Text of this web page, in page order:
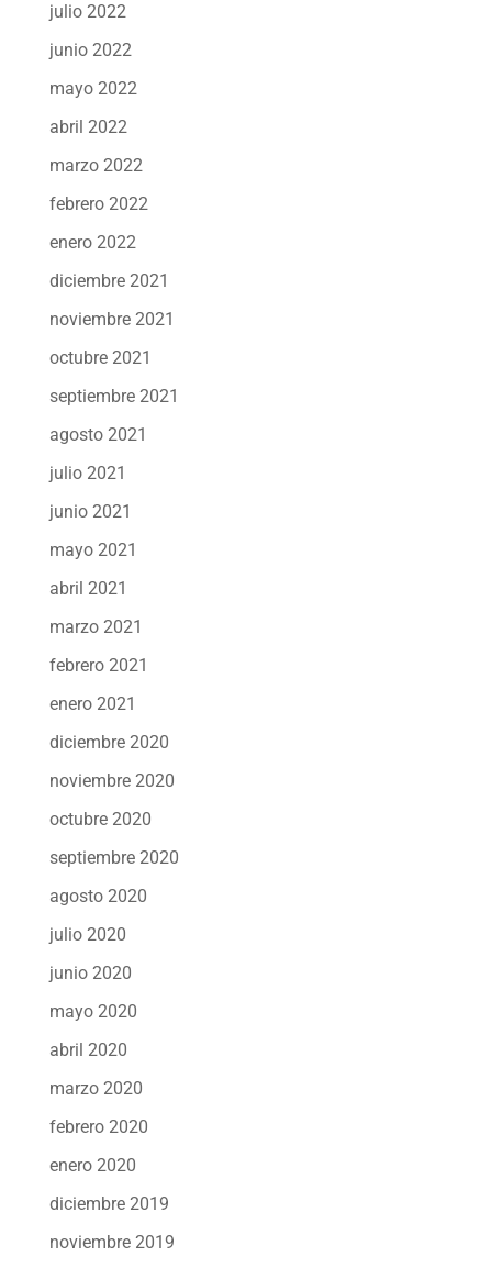
julio 2022
junio 2022
mayo 2022
abril 2022
marzo 2022
febrero 2022
enero 2022
diciembre 2021
noviembre 2021
octubre 2021
septiembre 2021
agosto 2021
julio 2021
junio 2021
mayo 2021
abril 2021
marzo 2021
febrero 2021
enero 2021
diciembre 2020
noviembre 2020
octubre 2020
septiembre 2020
agosto 2020
julio 2020
junio 2020
mayo 2020
abril 2020
marzo 2020
febrero 2020
enero 2020
diciembre 2019
noviembre 2019